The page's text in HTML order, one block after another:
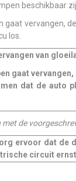
beschikbaar
gaat vervangen,
los.
van
gaat
dat de auto
met de
ervoor dat de
circuit